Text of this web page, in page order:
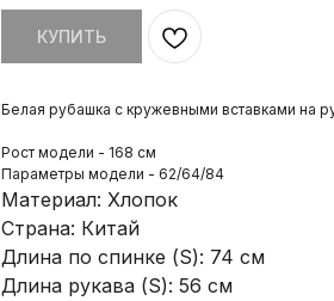
КУПИТЬ
Белая рубашка с кружевными вставками на
Рост модели - 168 см
Параметры модели - 62/64/84
Материал: Хлопок
Страна: Китай
Длина по спинке (S): 74 см
Длина рукава (S): 56 см